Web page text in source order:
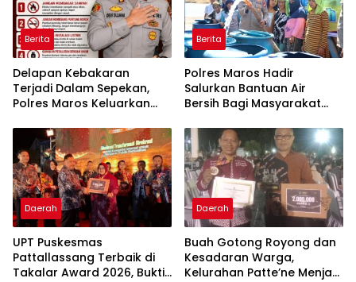
Berita
Delapan Kebakaran
Terjadi Dalam Sepekan,
Polres Maros Keluarkan
Masyarakat
Berita
Polres Maros Hadir
Salurkan Bantuan Air
Bersih Bagi Masyarakat
Di Maros
Daerah
UPT Puskesmas
Pattallassang Terbaik di
Takalar Award 2026, Bukti
Daerah
Buah Gotong Royong dan
Kesadaran Warga,
Kelurahan Patte’ne Menjadi